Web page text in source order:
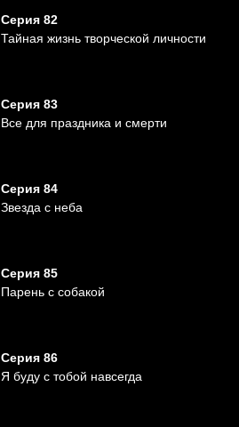
Серия 82
Тайная жизнь творческой личности
Серия 83
Все для праздника и смерти
Серия 84
Звезда с неба
Серия 85
Парень с собакой
Серия 86
Я буду с тобой навсегда